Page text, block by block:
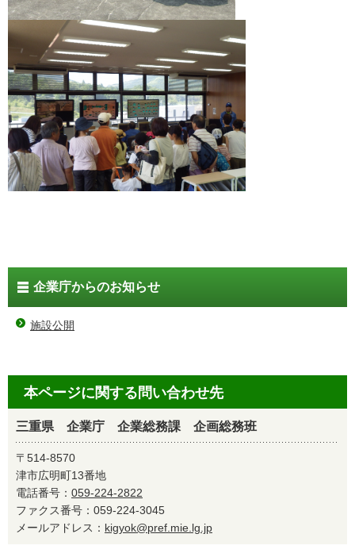
企業庁からのお知らせ
施設公開
本ページに関する問い合わせ先
三重県 企業庁 企業総務課 企画総務班
〒514-8570
津市広明町13番地
電話番号： 059-224-2822
ファクス番号：059-224-3045
メールアドレス： kigyok@pref.mie.lg.jp